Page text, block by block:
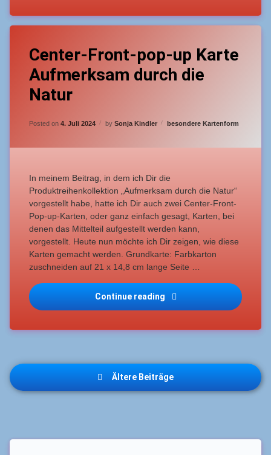
Center-Front-pop-up Karte
Aufmerksam durch die
Natur
Posted on 4. Juli 2024 by Sonja Kindler Categories:
besondere Kartenform
In meinem Beitrag, in dem ich Dir die
Produktreihenkollektion „Aufmerksam durch die Natur“
vorgestellt habe, hatte ich Dir auch zwei Center-Front-
Pop-up-Karten, oder ganz einfach gesagt, Karten, bei
denen das Mittelteil aufgestellt werden kann,
vorgestellt. Heute nun möchte ich Dir zeigen, wie diese
Karten gemacht werden. Grundkarte: Farbkarton
zuschneiden auf 21 x 14,8 cm lange Seite …
Continue reading Center-Front-pop-up
Aufstellkarte
a
Comment
on
Center-
Front-
Karte
durch
Beitragsnavigation
Ältere Beiträge